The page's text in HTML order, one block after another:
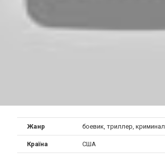
Жанр боевик, триллер, криминал
Країна США